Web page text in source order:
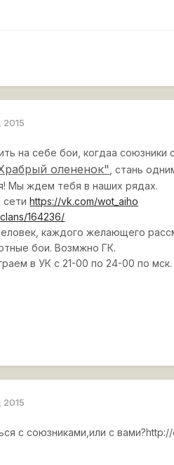
2015
на себе бои, когдаа союзники
олененок" , стань
Мы ждем тебя в наших рядах.
сетиhttps://vk.com/wot_aiho
164236/
каждого желающего
бои. Возмжно ГК.
в УК с 21-00 по 24-00 по мск.
2015
с союзниками,или с вами?